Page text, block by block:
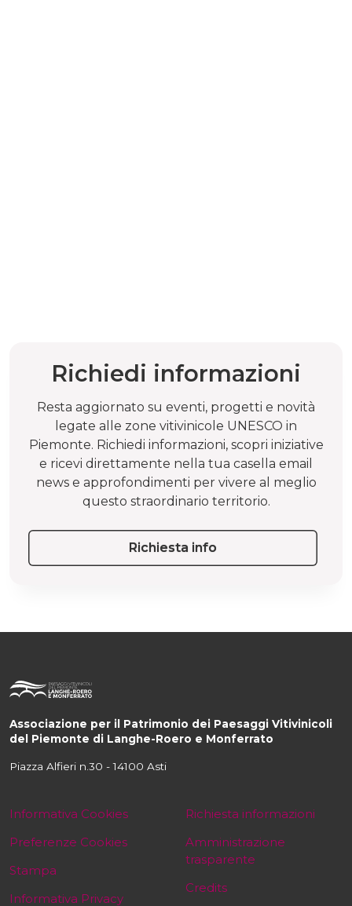
Richiedi informazioni
Resta aggiornato su eventi, progetti e novità
legate alle zone vitivinicole UNESCO in
Piemonte. Richiedi informazioni, scopri iniziative
e ricevi direttamente nella tua casella email
news e approfondimenti per vivere al meglio
questo straordinario territorio.
Richiesta info
Associazione per il Patrimonio dei Paesaggi Vitivinicoli
del Piemonte di Langhe-Roero e Monferrato
Piazza Alfieri n.30 - 14100 Asti
Informativa Cookies
Preferenze Cookies
Stampa
Informativa Privacy
Richiesta informazioni
Amministrazione
trasparente
Credits